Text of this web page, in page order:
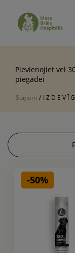
Pievienojiet vel
piegādei
Suņiem / I Z D E V Ī
-50%